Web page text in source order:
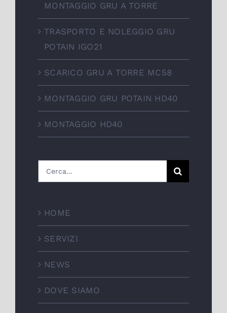
MONTAGGIO GRU A TORRE
TRASPORTO E NOLEGGIO GRU
POTAIN IGO21
SCARICO GRU A TORRE MC58
MONTAGGIO GRU POTAIN HD40
MONTAGGIO HD40
Cerca
per:
HOME
SERVIZI
NEWS
DOVE SIAMO